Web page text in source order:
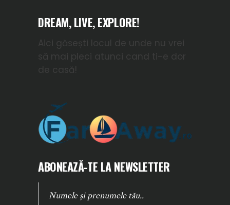
DREAM, LIVE, EXPLORE!
Aici găsești locul de unde nu vrei
să mai pleci atunci cand ti-e dor
de casă!
ABONEAZĂ-TE LA NEWSLETTER